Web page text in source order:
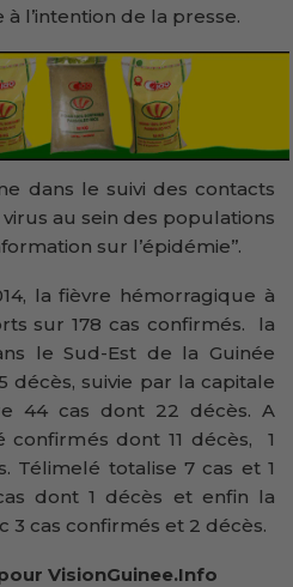
l’intention de la presse.
dans le suivi des contacts
au sein des populations
sur l’épidémie’’.
la fièvre hémorragique à
sur 178 cas confirmés. la
le Sud-Est de la Guinée
décès, suivie par la capitale
44 cas dont 22 décès. A
confirmés dont 11 décès, 1
Télimelé totalise 7 cas et 1
dont 1 décès et enfin la
3 cas confirmés et 2 décès.
VisionGuinee.Info